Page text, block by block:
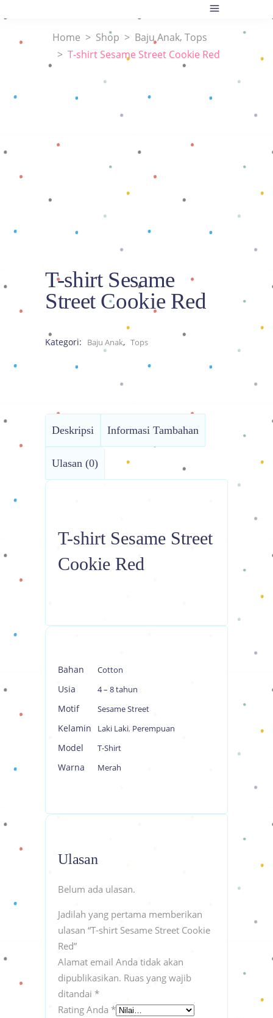
Home > Shop > Baju Anak, Tops
> T-shirt Sesame Street Cookie Red
T-shirt Sesame
Street Cookie Red
Kategori: Baju Anak, Tops
Deskripsi Informasi Tambahan
Ulasan (0)
T-shirt Sesame Street
Cookie Red
Bahan Cotton
Usia 4 – 8 tahun
Motif Sesame Street
Kelamin Laki Laki, Perempuan
Model T-Shirt
Warna Merah
Ulasan
Belum ada ulasan.
Jadilah yang pertama memberikan
ulasan “T-shirt Sesame Street Cookie
Red”
Alamat email Anda tidak akan
dipublikasikan. Ruas yang wajib
ditandai *
Rating Anda *